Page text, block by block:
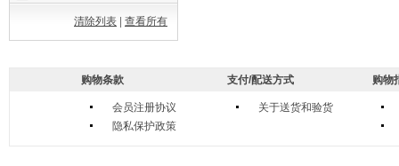
清除列表 查看所有
购物条款
会员注册协议
隐私保护政策
支付/配送方式
关于送货和验货
购物